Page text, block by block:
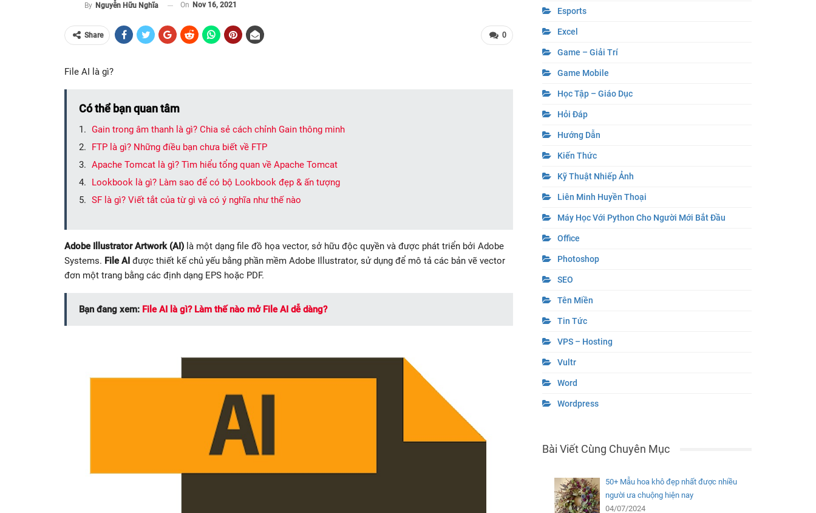
By Nguyễn Hữu Nghĩa On Nov 16, 2021
0
Share
File AI là gì?
Có thể bạn quan tâm
Gain trong âm thanh là gì? Chia sẻ cách chỉnh Gain thông minh
FTP là gì? Những điều bạn chưa biết về FTP
Apache Tomcat là gì? Tìm hiểu tổng quan về Apache Tomcat
Lookbook là gì? Làm sao để có bộ Lookbook đẹp & ấn tượng
SF là gì? Viết tắt của từ gì và có ý nghĩa như thế nào
Adobe Illustrator Artwork (AI) là một dạng file đồ họa vector, sở hữu độc quyền và được phát triển bởi Adobe
Systems. File AI được thiết kế chủ yếu bằng phần mềm Adobe Illustrator, sử dụng để mô tả các bản vẽ vector
đơn một trang bằng các định dạng EPS hoặc PDF.
Bạn đang xem: File AI là gì? Làm thế nào mở File AI dễ dàng?
Esports
Excel
Game – Giải Trí
Game Mobile
Học Tập – Giáo Dục
Hỏi Đáp
Hướng Dẫn
Kiến Thức
Kỹ Thuật Nhiếp Ảnh
Liên Minh Huyền Thoại
Máy Học Với Python Cho Người Mới Bắt Đầu
Office
Photoshop
SEO
Tên Miền
Tin Tức
VPS – Hosting
Vultr
Word
Wordpress
Bài Viết Cùng Chuyên Mục
50+ Mẫu hoa khô đẹp nhất được nhiều
người ưa chuộng hiện nay
04/07/2024